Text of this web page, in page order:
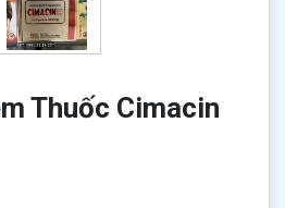
Thuốc Cimacin